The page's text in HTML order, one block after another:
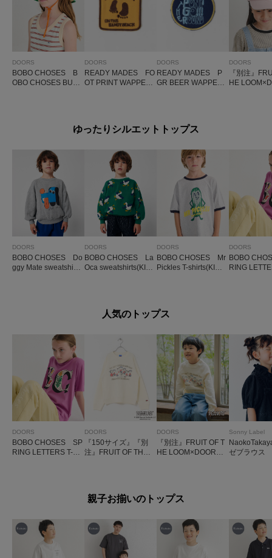
DOORS
BOBO CHOSES B
OBO CHOSES BUC
DOORS
READY MADES FO
OT PRINT WAPPEN
DOORS
READY MADES P
GR BEER WAPPEN
DOORS
『別注』
HE
ゆったりシルエットトップス
DOORS
BOBO CHOSES Do
ggy Mate sweatshirts
DOORS
BOBO CHOSES La
Oca sweatshirts(KID
DOORS
BOBO CHOSES Mr
Pickles T-shirts(KID
DOORS
BOBO
RING
人気のトップス
DOORS
BOBO CHOSES SP
RING LETTERS T-S
DOORS
『150サイズ』『別
注』FRUIT OF THE L
DOORS
『別注』FRUIT OF T
HE LOOM×DOORS
Sonny Label
ゼブラウス
親子お揃いのトップス